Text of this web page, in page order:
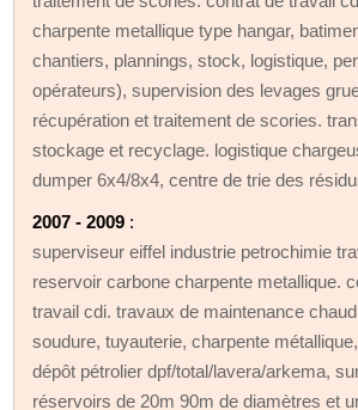
charpente metallique type hangar,
chantiers, plannings, stock, logistique,
opérateurs), supervision des levages
récupération et traitement de scories.
stockage et recyclage. logistique
dumper 6x4/8x4, centre de trie des
2007 - 2009 :
superviseur eiffel industrie petrochimie
reservoir carbone charpente metallique.
travail cdi. travaux de maintenance
soudure, tuyauterie, charpente
dépôt pétrolier dpf/total/lavera/arkema,
réservoirs de 20m 90m de diamètres et